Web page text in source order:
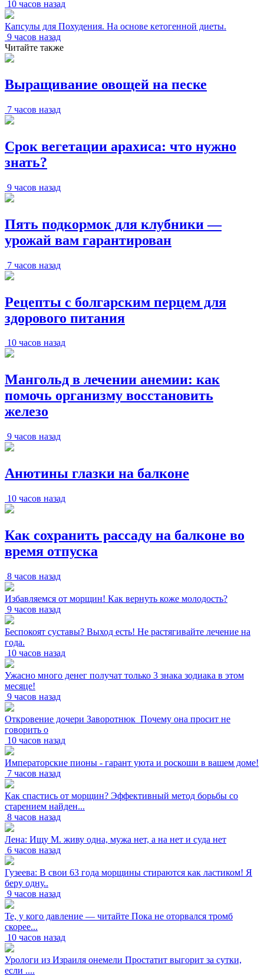
10 часов назад
Капсулы для Похудения. На основе кетогенной диеты.
9 часов назад
Читайте также
Выращивание овощей на песке
7 часов назад
Срок вегетации арахиса: что нужно
знать?
9 часов назад
Пять подкормок для клубники —
урожай вам гарантирован
7 часов назад
Рецепты с болгарским перцем для
здорового питания
10 часов назад
Мангольд в лечении анемии: как
помочь организму восстановить
железо
9 часов назад
Анютины глазки на балконе
10 часов назад
Как сохранить рассаду на балконе во
время отпуска
8 часов назад
Избавляемся от морщин! Как вернуть коже молодость?
9 часов назад
Беспокоят суставы? Выход есть! Не растягивайте лечение на
года.
10 часов назад
Ужасно много денег получат только 3 знака зодиака в этом
месяце!
9 часов назад
Откровение дочери Заворотнюк_Почему она просит не
говорить о
10 часов назад
Императорские пионы - гарант уюта и роскоши в вашем доме!
7 часов назад
Как спастись от морщин? Эффективный метод борьбы со
старением найден...
8 часов назад
Лена: Ищу М. живу одна, мужа нет, а на нет и суда нет
6 часов назад
Гузеева: В свои 63 года морщины стираются как ластиком! Я
беру одну..
9 часов назад
Те, у кого давление — читайте Пока не оторвался тромб
скорее...
10 часов назад
Урологи из Израиля онемели Простатит выгорит за сутки,
если ....